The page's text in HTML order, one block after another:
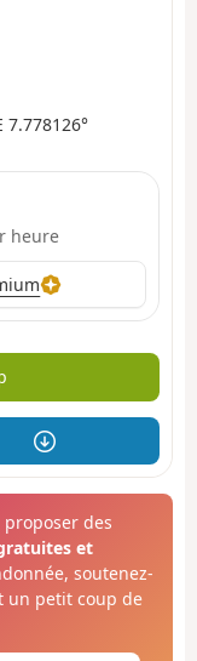
7.778126°
heure
des
et
soutenez-
un petit coup de